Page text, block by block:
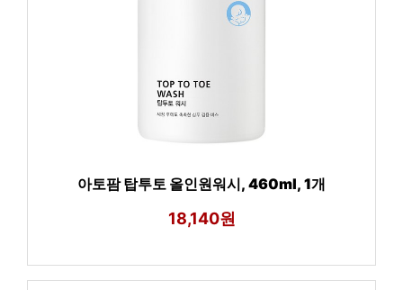
아토팜 탑투토 올인원워시, 460ml, 1개
18,140원